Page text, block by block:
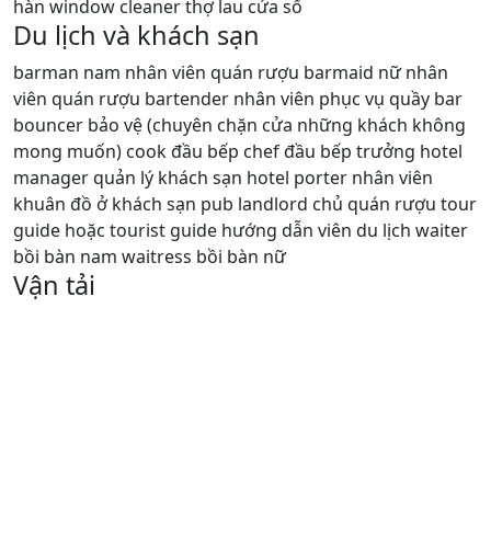
hàn window cleaner thợ lau cửa sổ
Du lịch và khách sạn
barman nam nhân viên quán rượu barmaid nữ nhân
viên quán rượu bartender nhân viên phục vụ quầy bar
bouncer bảo vệ (chuyên chặn cửa những khách không
mong muốn) cook đầu bếp chef đầu bếp trưởng hotel
manager quản lý khách sạn hotel porter nhân viên
khuân đồ ở khách sạn pub landlord chủ quán rượu tour
guide hoặc tourist guide hướng dẫn viên du lịch waiter
bồi bàn nam waitress bồi bàn nữ
Vận tải